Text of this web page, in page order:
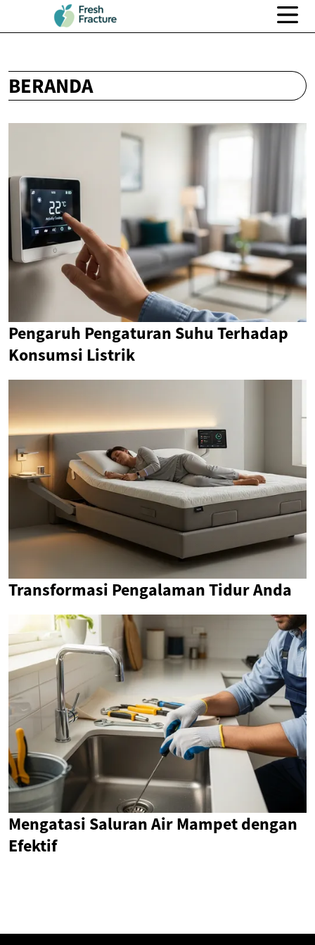
BERANDA
Pengaruh Pengaturan Suhu Terhadap
Konsumsi Listrik
Transformasi Pengalaman Tidur Anda
Mengatasi Saluran Air Mampet dengan
Efektif